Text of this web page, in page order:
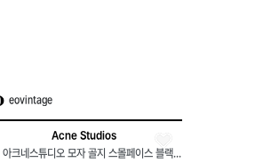
eovintage
Acne Studios
(F) 아크네스튜디오 모자 골지 스몰페이스 블랙 니트 비니-2795